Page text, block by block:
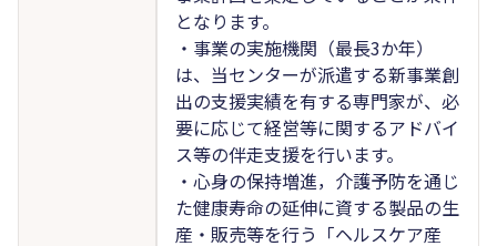
となります。
・事業の実施機関（最長3か年）
は、当センターが派遣する新事業創
出の支援実績を有する専門家が、必
要に応じて経営等に関するアドバイ
ス等の伴走支援を行います。
・心身の保持増進，介護予防を通じ
た健康寿命の延伸に資する製品の生
産・販売等を行う「ヘルスケア産